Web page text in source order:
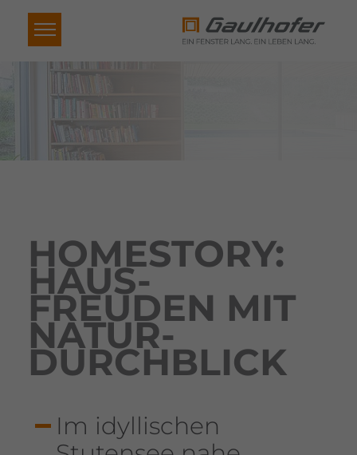
HOME­STORY:
HAUS-
FREUDEN MIT
NATUR-
DURCH­BLICK
Im idyl­li­schen